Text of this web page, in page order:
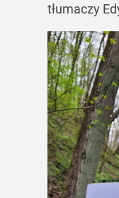
tłumaczy